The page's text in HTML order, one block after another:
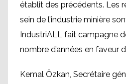
établit des précédents. Les
sein de l’industrie minière
IndustriALL fait campagne
nombre d’années en faveur
Kemal Özkan, Secrétaire